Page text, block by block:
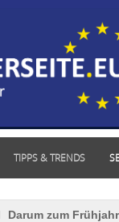
TIPPS & TRENDS
Darum zum